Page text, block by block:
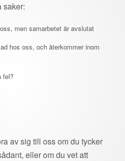
saker:
men samarbetet är avslutat
hos oss, och återkommer inom
fel?
av sig till oss om du tycker
eller om du vet att